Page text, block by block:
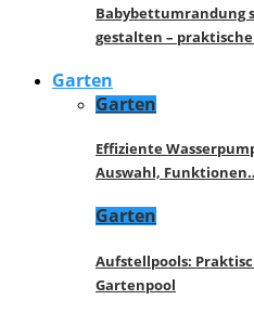
Babybettumrandung
gestalten –
Garten
Garten
Effiziente
Auswahl,
Garten
Aufstellpools:
Gartenpool